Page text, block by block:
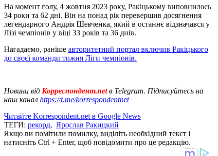
На момент голу, 4 жовтня 2023 року, Ракіцькому виповнилось
34 роки та 62 дні. Він на понад рік перевершив досягнення
легендарного Андрія Шевченка, який в останнє відзначався у
Лізі чемпіонів у віці 33 років та 36 днів.
Нагадаємо, раніше авторитетний портал включив Ракіцького
до своєї команди тижня Ліги чемпіонів.
Новини від Корреспондент.netв Telegram. Підписуйтесь на
наш канал https://t.me/korrespondentnet
Читайте Korrespondent.net в Google News
ТЕГИ: рекорд, Ярослав Ракицкий
Якщо ви помітили помилку, виділіть необхідний текст і
натисніть Ctrl + Enter, щоб повідомити про це редакцію.